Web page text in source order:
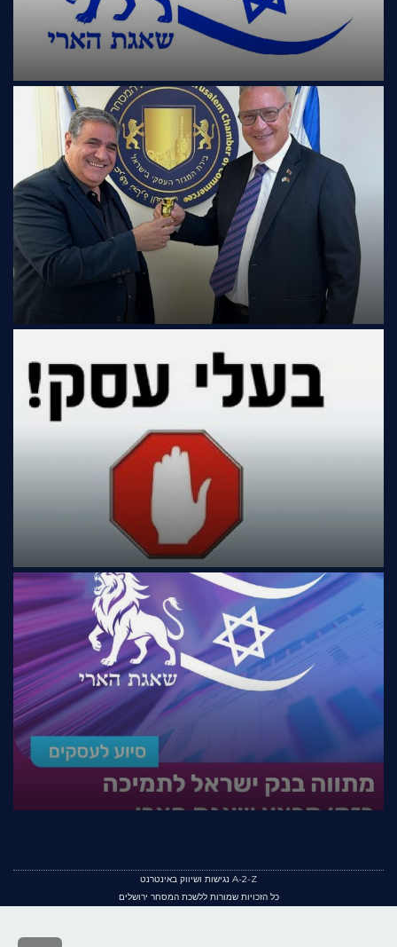
A-2-Z נגישות ושיווק באינטרנט
כל הזכויות שמורות ללשכת המסחר ירושלים